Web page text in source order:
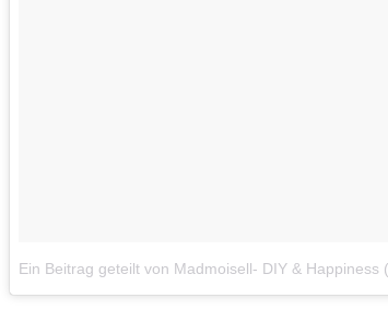
Ein Beitrag geteilt von Madmoisell- DIY & Happiness